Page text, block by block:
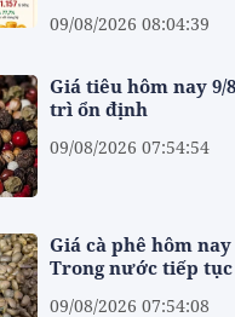
09/08/2026 08:04:39
Giá tiêu hôm nay 9/
trì ổn định
09/08/2026 07:54:54
Giá cà phê hôm nay
Trong nước tiếp tục
09/08/2026 07:54:08